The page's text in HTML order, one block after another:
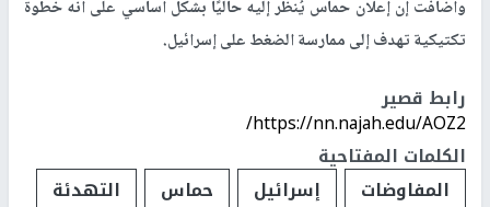
واضافت إن إعلان حماس يُنظر إليه حاليًا بشكل أساسي على أنه خطوة
تكتيكية تهدف إلى ممارسة الضغط على إسرائيل.
رابط قصير
https://nn.najah.edu/AOZ2/
الكلمات المفتاحية
المفاوضات
إسرائيل حماس التهدئة